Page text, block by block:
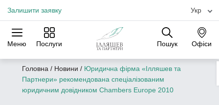
Залишити заявку Укр
Меню Послуги Пошук Офіси
Практики Галузі
Офіси
Головна / Новини / Юридична фірма «Ілляшев та
Партнери» рекомендована спеціалізованим
юридичним довідником Chambers Europe 2010